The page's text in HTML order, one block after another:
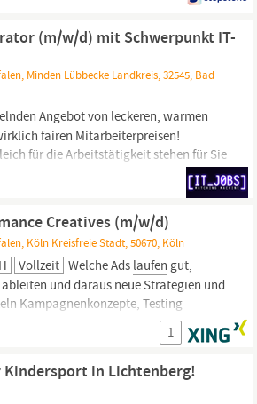
Betreuung der Hauptbuchhaltung
sowie Sicherstellung einer
(m/w/d) mit Schwerpunkt IT-
Minden Lübbecke Landkreis, 32545, Bad
Angebot von leckeren, warmen
fairen Mitarbeiterpreisen!
für die Arbeitstätigkeit stehen für Sie
zur Auswahl, z. B. Yoga, Tanzen,
Fitness – allen
Creatives (m/w/d)
Köln Kreisfreie Stadt, 50670, Köln
Vollzeit Welche Ads laufen gut,
und daraus neue Strategien und
Kampagnenkonzepte, Testing
Ansätze für unsere Kunden erarbeiten
des Creative Teams
Video Editoren, Copywriter)
Werbemittel,...
1
in Lichtenberg!